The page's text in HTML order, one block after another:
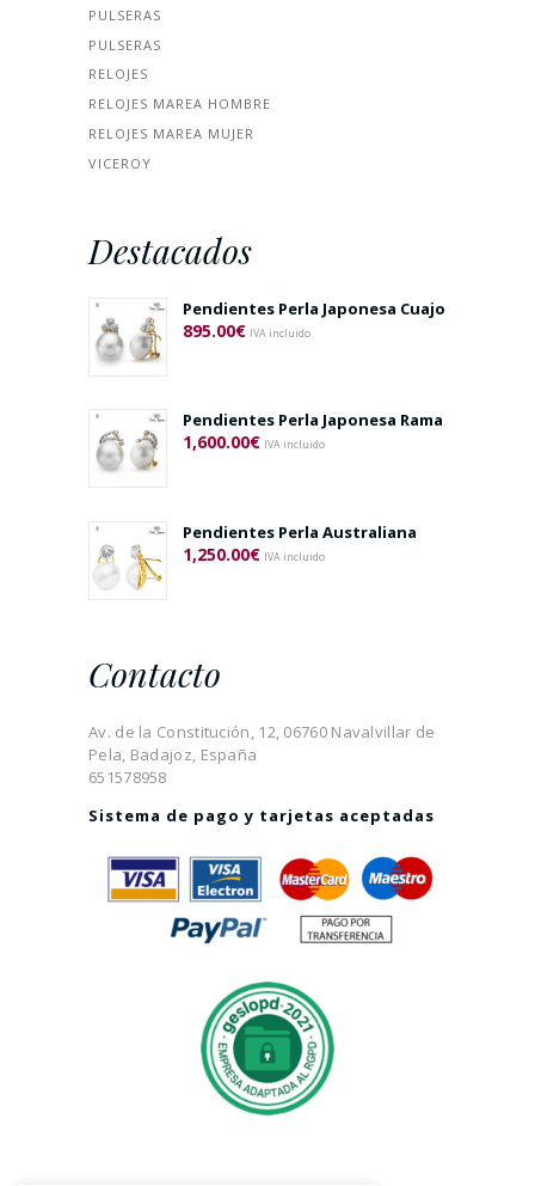
PULSERAS
PULSERAS
RELOJES
RELOJES MAREA HOMBRE
RELOJES MAREA MUJER
VICEROY
Destacados
Pendientes Perla Japonesa Cuajo
895.00€ IVA incluido
Pendientes Perla Japonesa Rama
1,600.00€ IVA incluido
Pendientes Perla Australiana
1,250.00€ IVA incluido
Contacto
Av. de la Constitución, 12, 06760 Navalvillar de
Pela, Badajoz, España
651578958
Sistema de pago y tarjetas aceptadas